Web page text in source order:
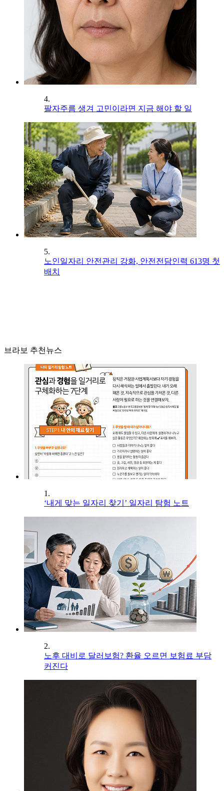
4.
팔자주름 생겨 고민이라면 지금 해야 할 일
5.
노인일자리 안전관리 강화, 안전전담인력 613명 첫
배치
브라보 추천뉴스
1.
‘내게 맞는 일자리 찾기’ 일자리 탐험 노트
2.
노후 대비로 달러보험? 환율 오르면 보험료 부담
커진다